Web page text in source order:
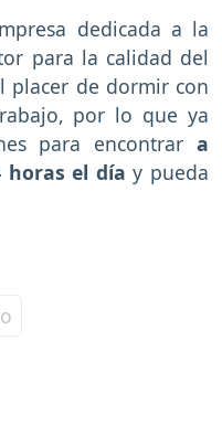
dedicada a la
para la calidad del
placer de dormir con
por lo que ya
para encontrar a
horas el díay pueda